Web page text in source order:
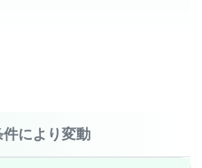
により変動